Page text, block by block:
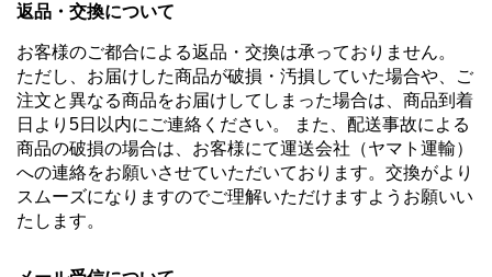
返品・交換について
お客様のご都合による返品・交換は承っておりません。
ただし、お届けした商品が破損・汚損していた場合や、ご
注文と異なる商品をお届けしてしまった場合は、商品到着
日より5日以内にご連絡ください。 また、配送事故による
商品の破損の場合は、お客様にて運送会社（ヤマト運輸）
への連絡をお願いさせていただいております。交換がより
スムーズになりますのでご理解いただけますようお願いい
たします。